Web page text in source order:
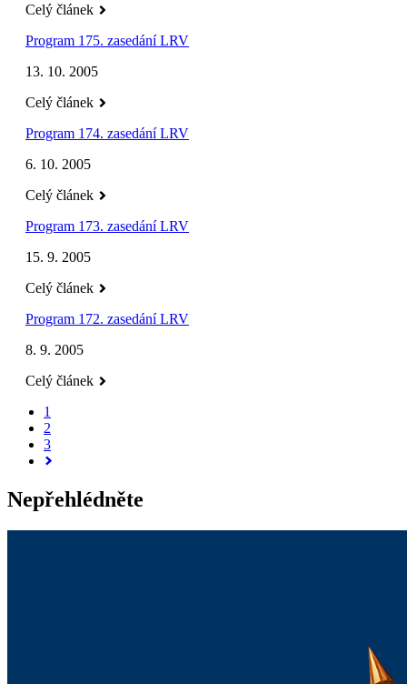
Celý článek
Program 175. zasedání LRV
13. 10. 2005
Celý článek
Program 174. zasedání LRV
6. 10. 2005
Celý článek
Program 173. zasedání LRV
15. 9. 2005
Celý článek
Program 172. zasedání LRV
8. 9. 2005
Celý článek
1
2
3
Nepřehlédněte